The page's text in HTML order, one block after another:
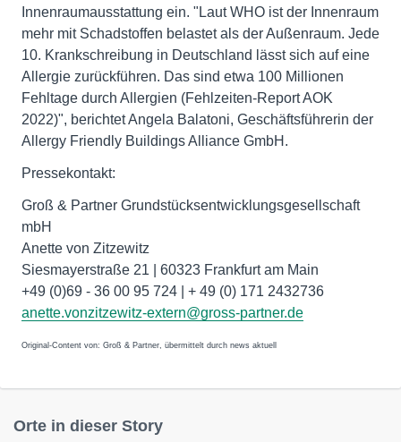
Innenraumausstattung ein. "Laut WHO ist der Innenraum
mehr mit Schadstoffen belastet als der Außenraum. Jede
10. Krankschreibung in Deutschland lässt sich auf eine
Allergie zurückführen. Das sind etwa 100 Millionen
Fehltage durch Allergien (Fehlzeiten-Report AOK
2022)", berichtet Angela Balatoni, Geschäftsführerin der
Allergy Friendly Buildings Alliance GmbH.
Pressekontakt:
Groß & Partner Grundstücksentwicklungsgesellschaft
mbH
Anette von Zitzewitz
Siesmayerstraße 21 | 60323 Frankfurt am Main
+49 (0)69 - 36 00 95 724 | + 49 (0) 171 2432736
anette.vonzitzewitz-extern@gross-partner.de
Original-Content von: Groß & Partner, übermittelt durch news aktuell
Orte in dieser Story